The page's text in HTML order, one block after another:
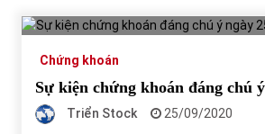
Chứng khoán
Sự kiện chứng khoán đáng chú
Triển Stock
25/09/2020